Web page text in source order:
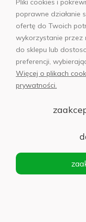
Dane zdrowotne ze
dedykowanej
raporty PDF, które
lekarzowi, co ułatwi
badania. Jednak
monitorowania
chorób, a jedynie do
świadomości
Zegarki
wyposażona w
ciśnienie krwi, a w
funkcja EKG czy
Pliki cookies i
poprawne działanie
ofertę do Twoich
wykorzystanie przez
do sklepu lub
preferencji,
Więcej o plikach
prywatności.